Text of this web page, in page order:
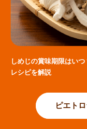
しめじの賞味期限はい
レシピを解説
ピエト